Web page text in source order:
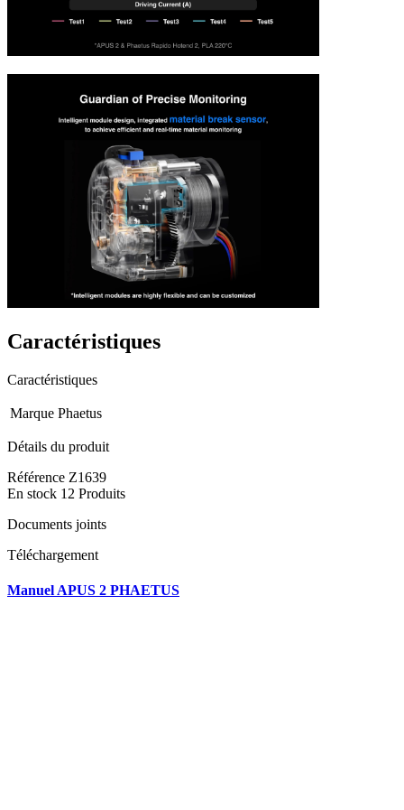
Caractéristiques
Caractéristiques
Marque Phaetus
Détails du produit
Référence Z1639
En stock 12 Produits
Documents joints
Téléchargement
Manuel APUS 2 PHAETUS